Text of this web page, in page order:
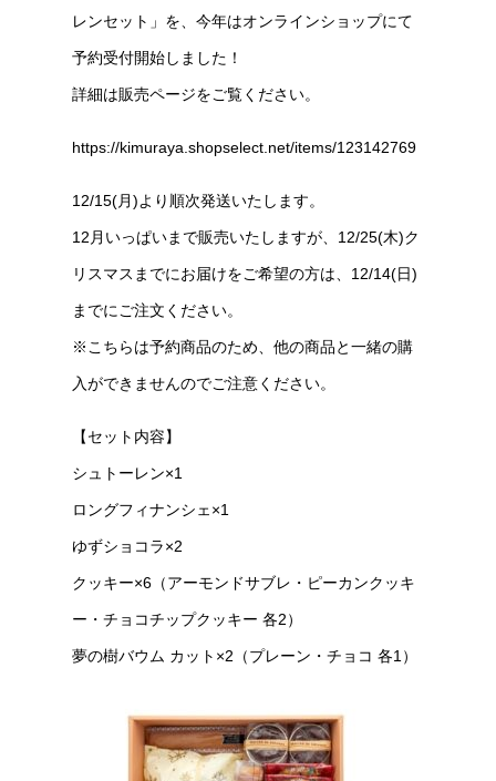
レンセット」を、今年はオンラインショップにて
予約受付開始しました！
詳細は販売ページをご覧ください。
https://kimuraya.shopselect.net/items/123142769
12/15(月)より順次発送いたします。
12月いっぱいまで販売いたしますが、12/25(木)ク
リスマスまでにお届けをご希望の方は、12/14(日)
までにご注文ください。
※こちらは予約商品のため、他の商品と一緒の購
入ができませんのでご注意ください。
​【セット内容】
シュトーレン×1
ロングフィナンシェ×1
ゆずショコラ×2
クッキー×6（アーモンドサブレ・ピーカンクッキ
ー・チョコチップクッキー 各2）
夢の樹バウム カット×2（プレーン・チョコ 各1）